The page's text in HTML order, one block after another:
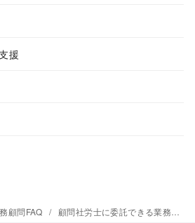
援
顧問FAQ 顧問社労士に委託できる業務の範囲はどこまでですか？